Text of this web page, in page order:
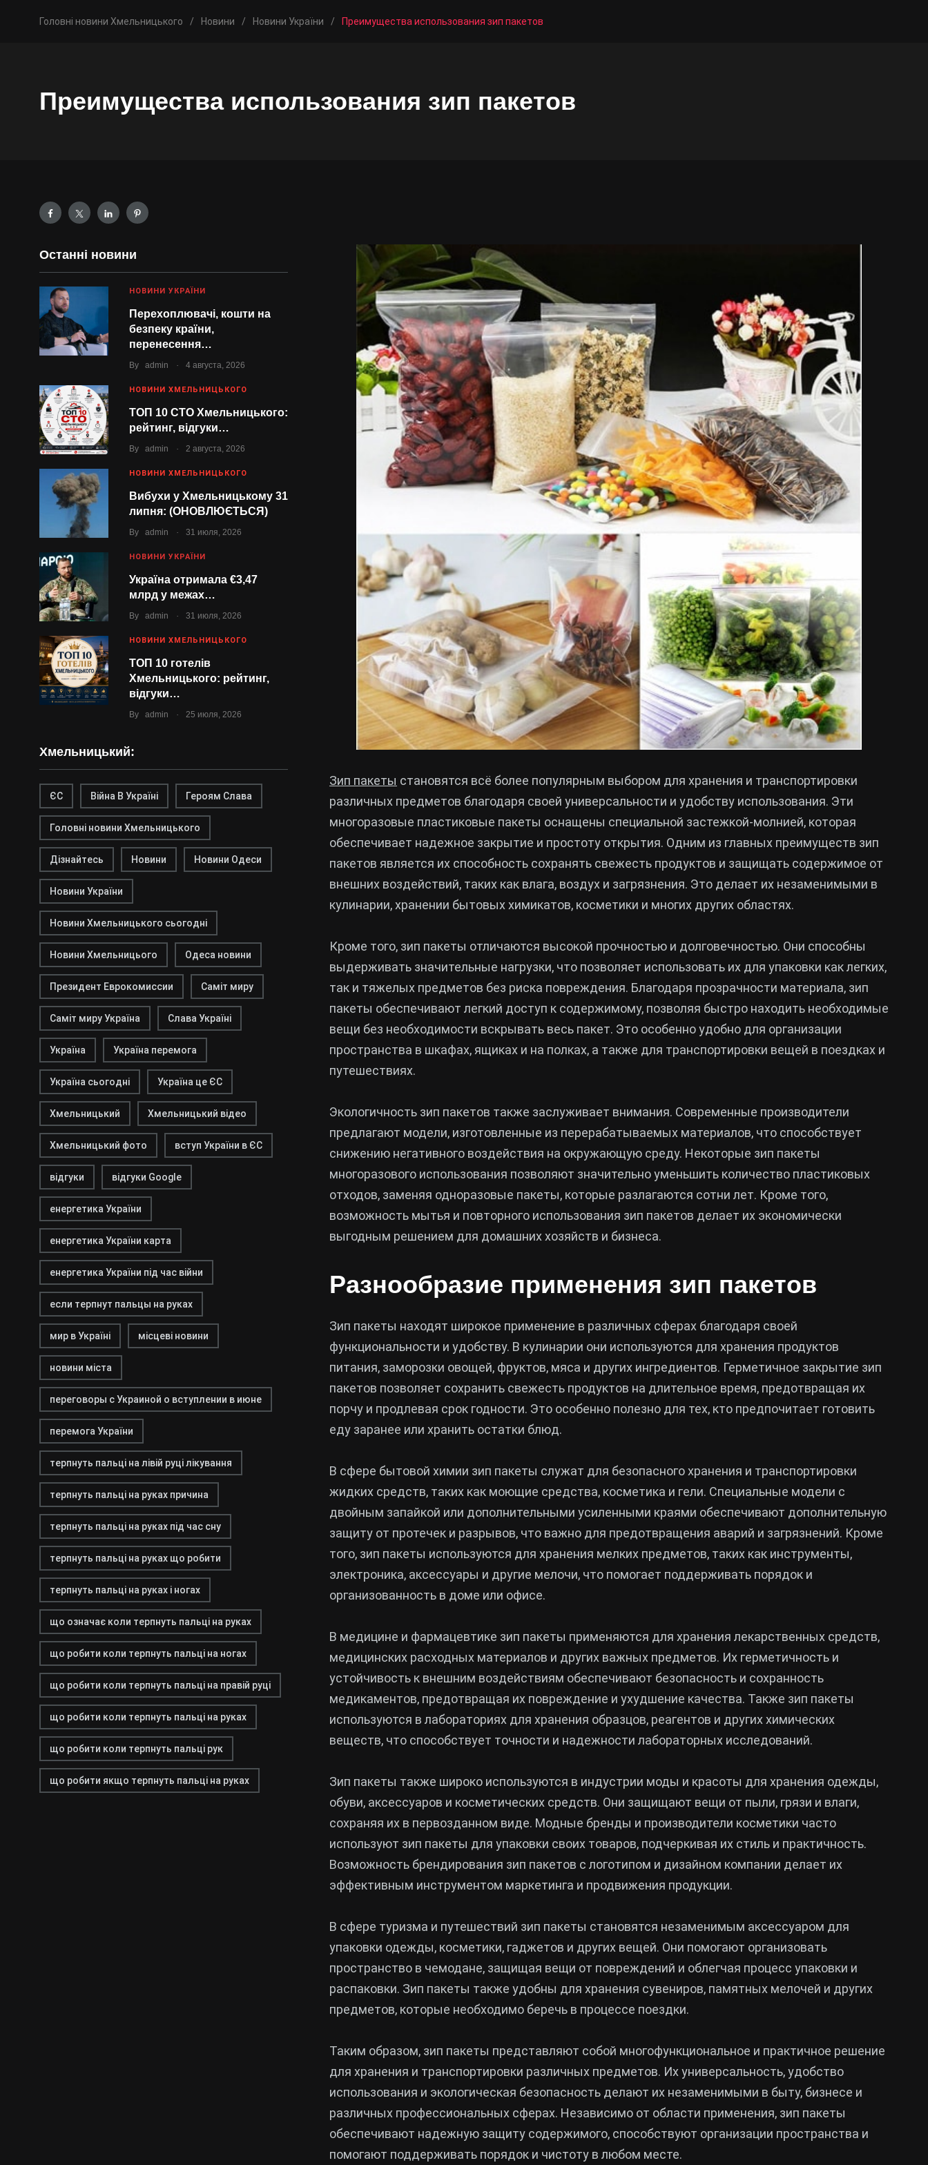
Головні новини Хмельницького / Новини / Новини України / Преимущества использования зип пакетов
Преимущества использования зип пакетов
Останні новини
НОВИНИ УКРАЇНИ
Перехоплювачі, кошти на
безпеку країни,
перенесення…
By admin . 4 августа, 2026
НОВИНИ ХМЕЛЬНИЦЬКОГО
ТОП 10 СТО Хмельницького:
рейтинг, відгуки…
By admin . 2 августа, 2026
НОВИНИ ХМЕЛЬНИЦЬКОГО
Вибухи у Хмельницькому 31
липня: (ОНОВЛЮЄТЬСЯ)
By admin . 31 июля, 2026
НОВИНИ УКРАЇНИ
Україна отримала €3,47
млрд у межах…
By admin . 31 июля, 2026
НОВИНИ ХМЕЛЬНИЦЬКОГО
ТОП 10 готелів
Хмельницького: рейтинг,
відгуки…
By admin . 25 июля, 2026
Хмельницький:
ЄС Війна В Україні Героям Слава
Головні новини Хмельницького
Дізнайтесь Новини Новини Одеси
Новини України
Новини Хмельницького сьогодні
Новини Хмельницього Одеса новини
Президент Еврокомиссии Саміт миру
Саміт миру Україна Слава Україні
Україна Україна перемога
Україна сьогодні Україна це ЄС
Хмельницький Хмельницький відео
Хмельницький фото вступ України в ЄС
відгуки відгуки Google
енергетика України
енергетика України карта
енергетика України під час війни
если терпнут пальцы на руках
мир в Україні місцеві новини
новини міста
переговоры с Украиной о вступлении в июне
перемога України
терпнуть пальці на лівій руці лікування
терпнуть пальці на руках причина
терпнуть пальці на руках під час сну
терпнуть пальці на руках що робити
терпнуть пальці на руках і ногах
що означає коли терпнуть пальці на руках
що робити коли терпнуть пальці на ногах
що робити коли терпнуть пальці на правій руці
що робити коли терпнуть пальці на руках
що робити коли терпнуть пальці рук
що робити якщо терпнуть пальці на руках
Зип пакеты становятся всё более популярным выбором для хранения и транспортировки
различных предметов благодаря своей универсальности и удобству использования. Эти
многоразовые пластиковые пакеты оснащены специальной застежкой-молнией, которая
обеспечивает надежное закрытие и простоту открытия. Одним из главных преимуществ зип
пакетов является их способность сохранять свежесть продуктов и защищать содержимое от
внешних воздействий, таких как влага, воздух и загрязнения. Это делает их незаменимыми в
кулинарии, хранении бытовых химикатов, косметики и многих других областях.
Кроме того, зип пакеты отличаются высокой прочностью и долговечностью. Они способны
выдерживать значительные нагрузки, что позволяет использовать их для упаковки как легких,
так и тяжелых предметов без риска повреждения. Благодаря прозрачности материала, зип
пакеты обеспечивают легкий доступ к содержимому, позволяя быстро находить необходимые
вещи без необходимости вскрывать весь пакет. Это особенно удобно для организации
пространства в шкафах, ящиках и на полках, а также для транспортировки вещей в поездках и
путешествиях.
Экологичность зип пакетов также заслуживает внимания. Современные производители
предлагают модели, изготовленные из перерабатываемых материалов, что способствует
снижению негативного воздействия на окружающую среду. Некоторые зип пакеты
многоразового использования позволяют значительно уменьшить количество пластиковых
отходов, заменяя одноразовые пакеты, которые разлагаются сотни лет. Кроме того,
возможность мытья и повторного использования зип пакетов делает их экономически
выгодным решением для домашних хозяйств и бизнеса.
Разнообразие применения зип пакетов
Зип пакеты находят широкое применение в различных сферах благодаря своей
функциональности и удобству. В кулинарии они используются для хранения продуктов
питания, заморозки овощей, фруктов, мяса и других ингредиентов. Герметичное закрытие зип
пакетов позволяет сохранить свежесть продуктов на длительное время, предотвращая их
порчу и продлевая срок годности. Это особенно полезно для тех, кто предпочитает готовить
еду заранее или хранить остатки блюд.
В сфере бытовой химии зип пакеты служат для безопасного хранения и транспортировки
жидких средств, таких как моющие средства, косметика и гели. Специальные модели с
двойным запайкой или дополнительными усиленными краями обеспечивают дополнительную
защиту от протечек и разрывов, что важно для предотвращения аварий и загрязнений. Кроме
того, зип пакеты используются для хранения мелких предметов, таких как инструменты,
электроника, аксессуары и другие мелочи, что помогает поддерживать порядок и
организованность в доме или офисе.
В медицине и фармацевтике зип пакеты применяются для хранения лекарственных средств,
медицинских расходных материалов и других важных предметов. Их герметичность и
устойчивость к внешним воздействиям обеспечивают безопасность и сохранность
медикаментов, предотвращая их повреждение и ухудшение качества. Также зип пакеты
используются в лабораториях для хранения образцов, реагентов и других химических
веществ, что способствует точности и надежности лабораторных исследований.
Зип пакеты также широко используются в индустрии моды и красоты для хранения одежды,
обуви, аксессуаров и косметических средств. Они защищают вещи от пыли, грязи и влаги,
сохраняя их в первозданном виде. Модные бренды и производители косметики часто
используют зип пакеты для упаковки своих товаров, подчеркивая их стиль и практичность.
Возможность брендирования зип пакетов с логотипом и дизайном компании делает их
эффективным инструментом маркетинга и продвижения продукции.
В сфере туризма и путешествий зип пакеты становятся незаменимым аксессуаром для
упаковки одежды, косметики, гаджетов и других вещей. Они помогают организовать
пространство в чемодане, защищая вещи от повреждений и облегчая процесс упаковки и
распаковки. Зип пакеты также удобны для хранения сувениров, памятных мелочей и других
предметов, которые необходимо беречь в процессе поездки.
Таким образом, зип пакеты представляют собой многофункциональное и практичное решение
для хранения и транспортировки различных предметов. Их универсальность, удобство
использования и экологическая безопасность делают их незаменимыми в быту, бизнесе и
различных профессиональных сферах. Независимо от области применения, зип пакеты
обеспечивают надежную защиту содержимого, способствуют организации пространства и
помогают поддерживать порядок и чистоту в любом месте.